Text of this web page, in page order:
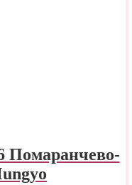
Помаранчево-